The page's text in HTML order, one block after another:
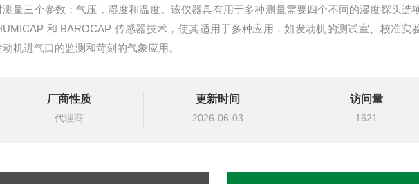
测量三个参数：气压，湿度和温度。该仪器具有用于多种测量需要四个不同的湿度探头选
和 BAROCAP 传感器技术，使其适用于多种应用，如发动机的测试室、校准实
动机进气口的监测和苛刻的气象应用。
厂商性质
代理商
更新时间
2026-06-03
访问量
1621